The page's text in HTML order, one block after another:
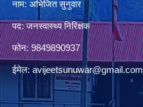
नाम: अभिजित सुनुवार
पद: जनस्वास्थ्य निरिक्षक
फोन: 9849890937
ईमेल: avijeetsunuwar@gmail.com